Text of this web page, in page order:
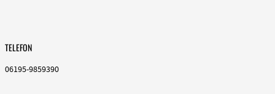
TELEFON
06195-9859390